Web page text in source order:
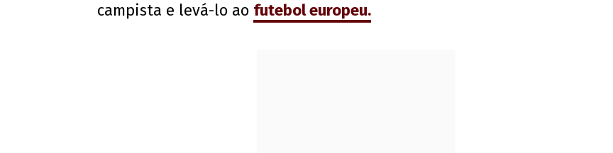
campista e levá-lo ao futebol europeu.